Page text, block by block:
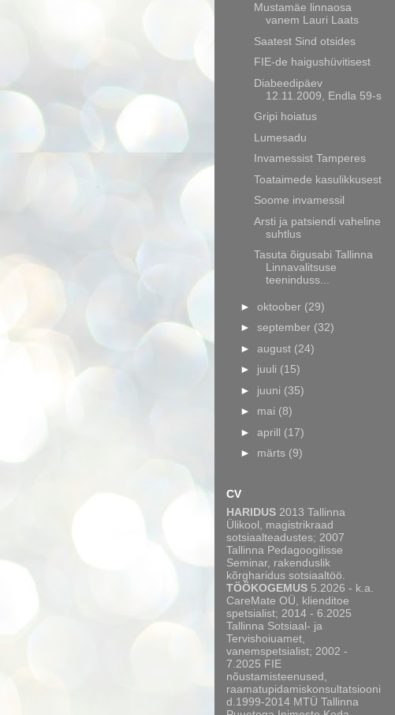
Mustamäe linnaosa
vanem Lauri Laats
Saatest Sind otsides
FIE-de haigushüvitisest
Diabeedipäev
12.11.2009, Endla 59-s
Gripi hoiatus
Lumesadu
Invamessist Tamperes
Toataimede kasulikkusest
Soome invamessil
Arsti ja patsiendi vaheline
suhtlus
Tasuta õigusabi Tallinna
Linnavalitsuse
teeninduss...
► oktoober (29)
► september (32)
► august (24)
► juuli (15)
► juuni (35)
► mai (8)
► aprill (17)
► märts (9)
CV
HARIDUS 2013 Tallinna
Ülikool, magistrikraad
sotsiaalteadustes; 2007
Tallinna Pedagoogilisse
Seminar, rakenduslik
kõrgharidus sotsiaaltöö.
TÖÖKOGEMUS 5.2026 - k.a.
CareMate OÜ, klienditoe
spetsialist; 2014 - 6.2025
Tallinna Sotsiaal- ja
Tervishoiuamet,
vanemspetsialist; 2002 -
7.2025 FIE
nõustamisteenused,
raamatupidamiskonsultatsiooni
d.1999-2014 MTÜ Tallinna